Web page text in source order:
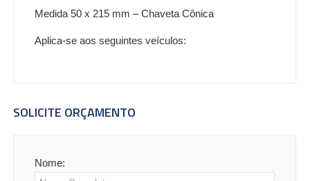
Medida 50 x 215 mm – Chaveta Cônica
Aplica-se aos seguintes veículos:
SOLICITE ORÇAMENTO
Nome: